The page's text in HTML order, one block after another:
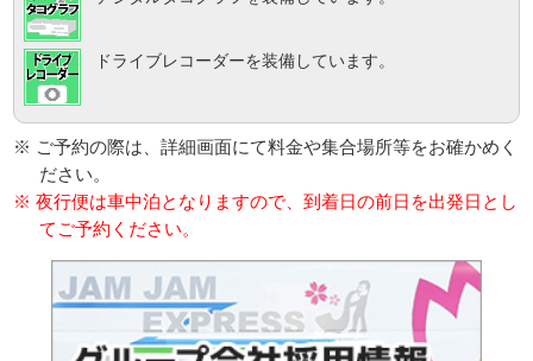
ドライブレコーダーを装備しています。
※ ご予約の際は、詳細画面にて料金や集合場所等をお確かめく
ださい。
※ 夜行便は車中泊となりますので、到着日の前日を出発日とし
てご予約ください。